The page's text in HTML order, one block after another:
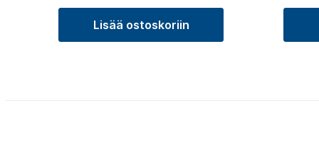
Lisää ostoskoriin